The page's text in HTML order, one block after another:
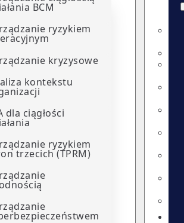
BCM
ryzykiem
kryzysowe
kontekstu
dla ciągłości
ryzykiem
trzecich (TPRM)